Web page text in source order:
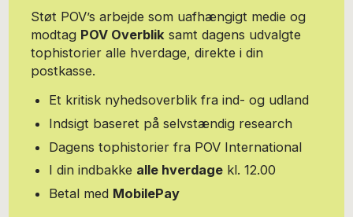
Støt POV’s arbejde som uafhængigt medie og
modtag POV Overbliksamt dagens udvalgte
tophistorier alle hverdage, direkte i din
postkasse.
Et kritisk nyhedsoverblik fra ind- og udland
Indsigt baseret på selvstændig research
Dagens tophistorier fra POV International
I din indbakke alle hverdage kl. 12.00
Betal med MobilePay